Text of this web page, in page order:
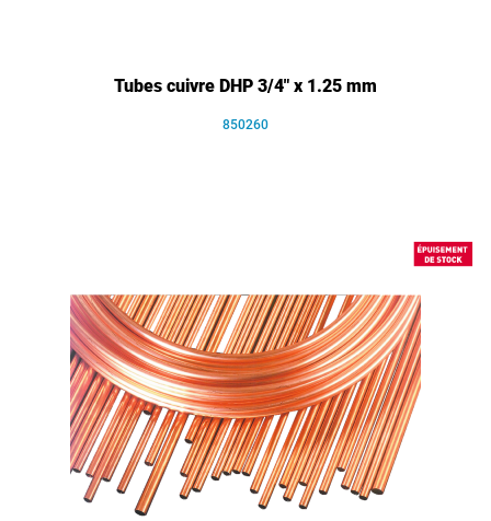
Tubes cuivre DHP 3/4" x 1.25 mm
850260